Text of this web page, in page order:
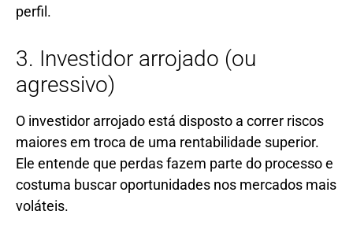
perfil.
3. Investidor arrojado (ou
agressivo)
O investidor arrojado está disposto a correr riscos
maiores em troca de uma rentabilidade superior.
Ele entende que perdas fazem parte do processo e
costuma buscar oportunidades nos mercados mais
voláteis.